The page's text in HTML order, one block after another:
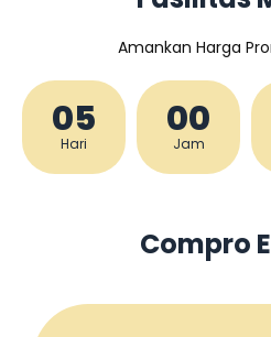
Amankan Harga
05
Hari
00
Jam
Compro